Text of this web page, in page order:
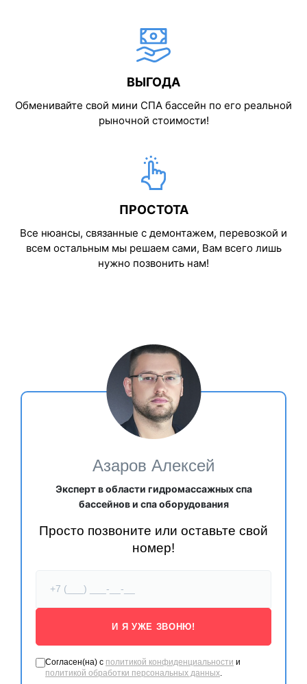
ВЫГОДА
Обменивайте свой мини СПА бассейн по его реальной
рыночной стоимости!
ПРОСТОТА
Все нюансы, связанные с демонтажем, перевозкой и
всем остальным мы решаем сами, Вам всего лишь
нужно позвонить нам!
Азаров Алексей
Эксперт в области гидромассажных спа
бассейнов и спа оборудования
Просто позвоните или оставьте свой
номер!
И Я УЖЕ ЗВОНЮ!
Согласен(на) с политикой конфиденциальности и
политикой обработки персональных данных.